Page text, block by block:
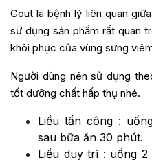
Gout là bệnh lý liên quan
sử dụng sản phẩm rất quan
khôi phục của vùng sưng
Người dùng nên sử dụng
tốt dưỡng chất hấp thụ nhé.
Liều tấn công :
sau bữa ăn 30 phút.
Liều duy trì : uống